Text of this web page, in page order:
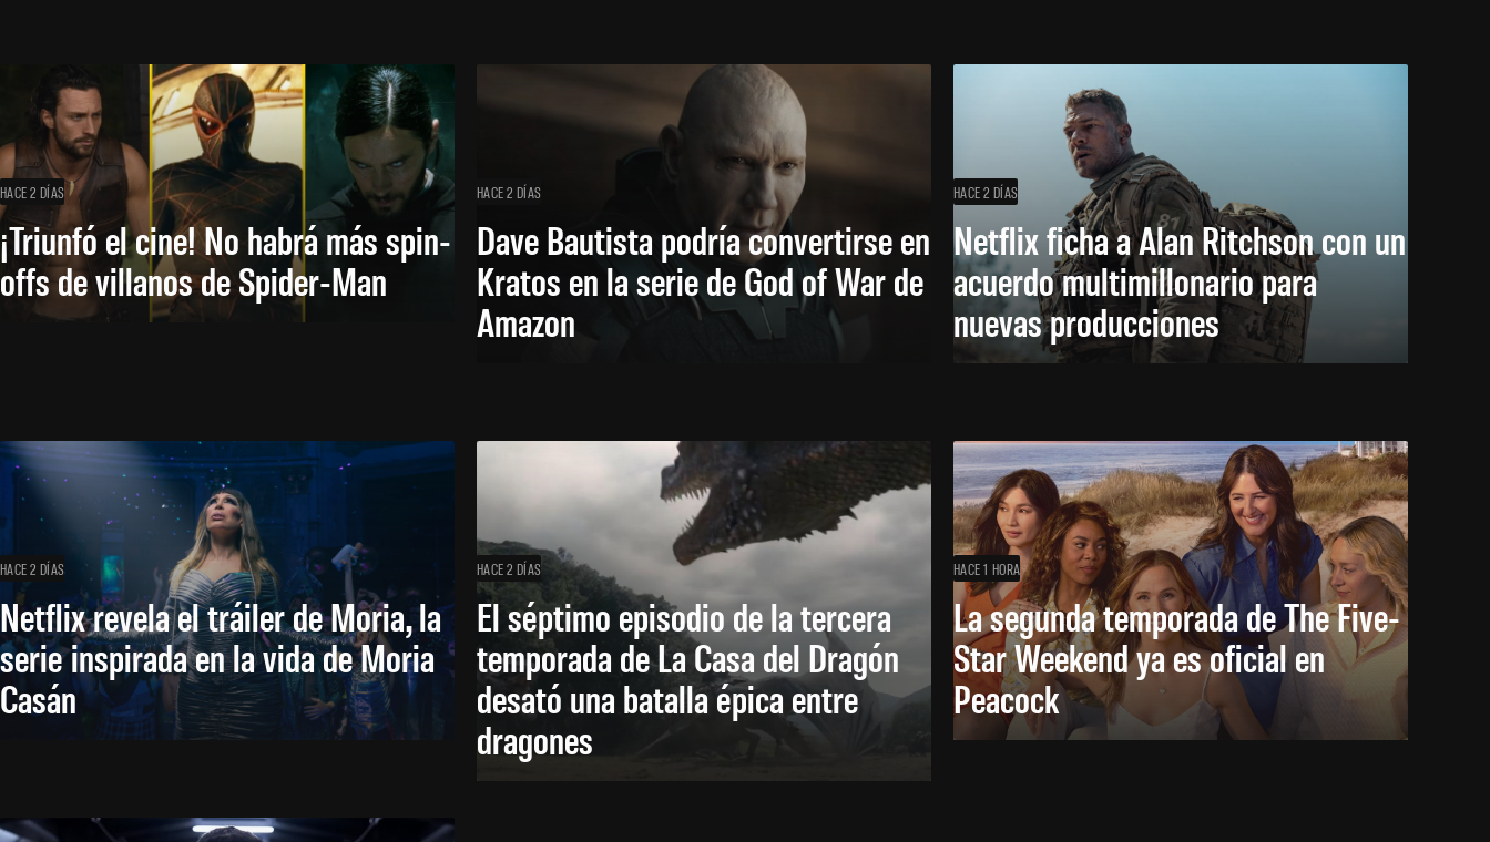
HACE 2 DÍAS
¡Triunfó el cine! No habrá más spin-
offs de villanos de Spider-Man
HACE 2 DÍAS
Dave Bautista podría convertirse en
Kratos en la serie de God of War de
Amazon
HACE 2 DÍAS
Netflix ficha a Alan Ritchson con un
acuerdo multimillonario para
nuevas producciones
HACE 2 DÍAS
Netflix revela el tráiler de Moria, la
serie inspirada en la vida de Moria
Casán
HACE 2 DÍAS
El séptimo episodio de la tercera
temporada de La Casa del Dragón
desató una batalla épica entre
dragones
HACE 1 HORA
La segunda temporada de The Five-
Star Weekend ya es oficial en
Peacock